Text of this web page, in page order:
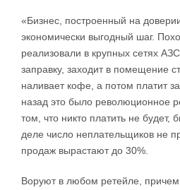
«Бизнес, построенный на
экономически выгодный шаг.
реализовали в крупных сетях
заправку, заходит в помещение
наливает кофе, а потом платит
назад это было революционное
том, что никто платить не
деле число неплательщиков не
продаж вырастают до 30%.
Воруют в любом ретейле,